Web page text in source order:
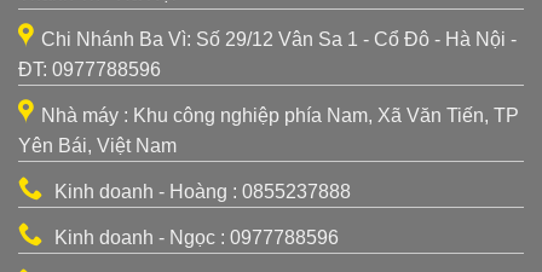
Chi Nhánh Ba Vì: Số 29/12 Vân Sa 1 - Cổ Đô - Hà Nội -
ĐT: 0977788596
Nhà máy : Khu công nghiệp phía Nam, Xã Văn Tiến, TP
Yên Bái, Việt Nam
Kinh doanh - Hoàng : 0855237888
Kinh doanh - Ngọc : 0977788596